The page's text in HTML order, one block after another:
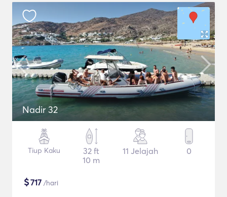
Nadir 32
Tiup Kaku
32 ft
10 m
11 Jelajah 0
$717 /hari